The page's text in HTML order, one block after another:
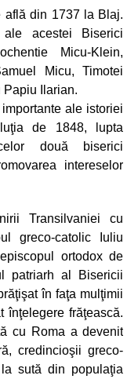
află din 1737 la Blaj.
acestei Biserici
Micu‑Klein,
Micu, Timotei
Ilarian.
ale istoriei
de 1848, lupta
două biserici
intereselor
Transilvaniei cu
greco‑catolic Iuliu
ortodox de
patriarh al Bisericii
în faţa mulţimii
frăţească.
cu Roma a devenit
credincioşii greco-
sută din populaţia